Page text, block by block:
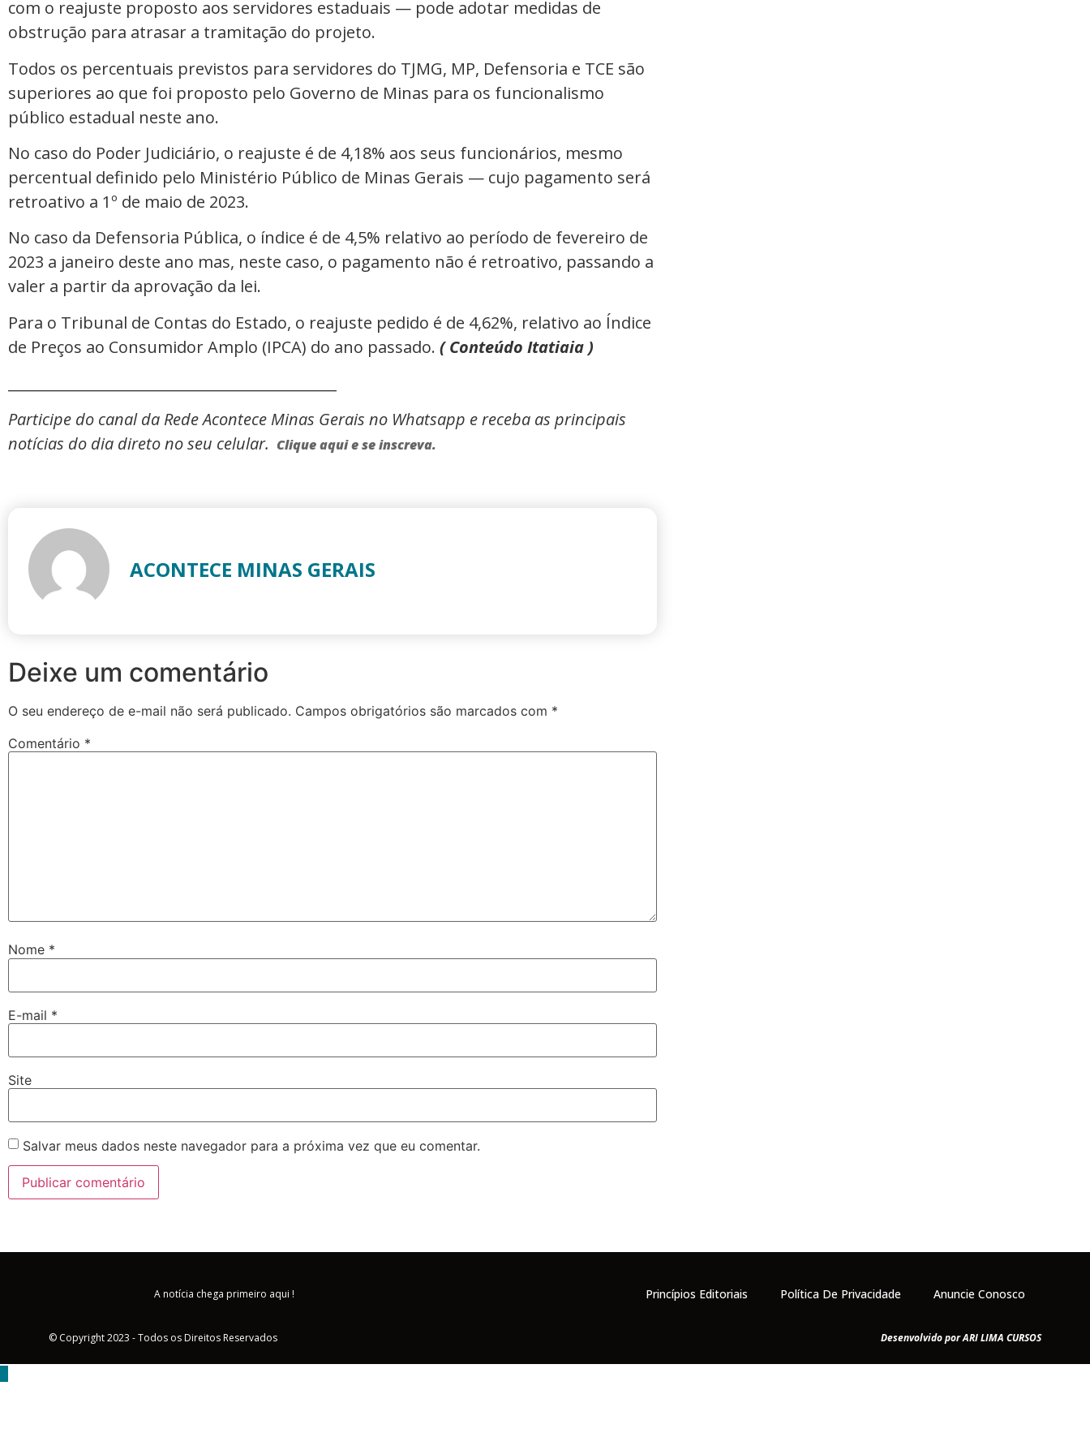
com o reajuste proposto aos servidores estaduais — pode adotar medidas de
obstrução para atrasar a tramitação do projeto.
Todos os percentuais previstos para servidores do TJMG, MP, Defensoria e TCE são
superiores ao que foi proposto pelo Governo de Minas para os funcionalismo
público estadual neste ano.
No caso do Poder Judiciário, o reajuste é de 4,18% aos seus funcionários, mesmo
percentual definido pelo Ministério Público de Minas Gerais — cujo pagamento será
retroativo a 1º de maio de 2023.
No caso da Defensoria Pública, o índice é de 4,5% relativo ao período de fevereiro de
2023 a janeiro deste ano mas, neste caso, o pagamento não é retroativo, passando a
valer a partir da aprovação da lei.
Para o Tribunal de Contas do Estado, o reajuste pedido é de 4,62%, relativo ao Índice
de Preços ao Consumidor Amplo (IPCA) do ano passado. ( Conteúdo Itatiaia )
Participe do canal da Rede Acontece Minas Gerais no Whatsapp e receba as principais
notícias do dia direto no seu celular. Clique aqui e se inscreva.
ACONTECE MINAS GERAIS
Deixe um comentário
O seu endereço de e-mail não será publicado. Campos obrigatórios são marcados com *
Comentário *
Nome *
E-mail *
Site
Salvar meus dados neste navegador para a próxima vez que eu comentar.
A notícia chega primeiro aqui ! Princípios Editoriais Política De Privacidade Anuncie Conosco
© Copyright 2023 - Todos os Direitos Reservados Desenvolvido por ARI LIMA CURSOS